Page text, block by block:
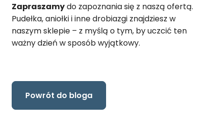
Zapraszamydo zapoznania się z naszą ofertą.
Pudełka, aniołki i inne drobiazgi znajdziesz w
naszym sklepie – z myślą o tym, by uczcić ten
ważny dzień w sposób wyjątkowy.
Powrót do bloga